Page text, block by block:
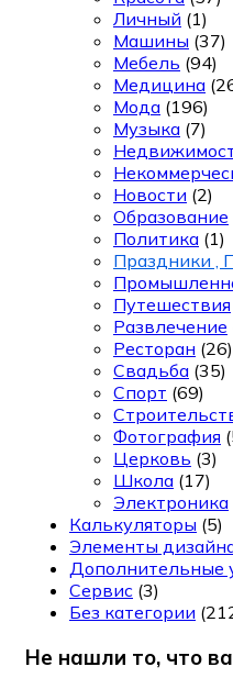
Личный (1)
Машины (37)
Мебель (94)
Медицина
Мода (196)
Музыка (7)
Новости (2)
Образование
Политика (1)
Праздники ,
Путешествия
Развлечение
Ресторан (26)
Свадьба (35)
Спорт (69)
Фотография
Церковь (3)
Школа (17)
Электроника
Калькуляторы (5)
Элементы
Дополнительные
Сервис (3)
Без категории
Не нашли то, что